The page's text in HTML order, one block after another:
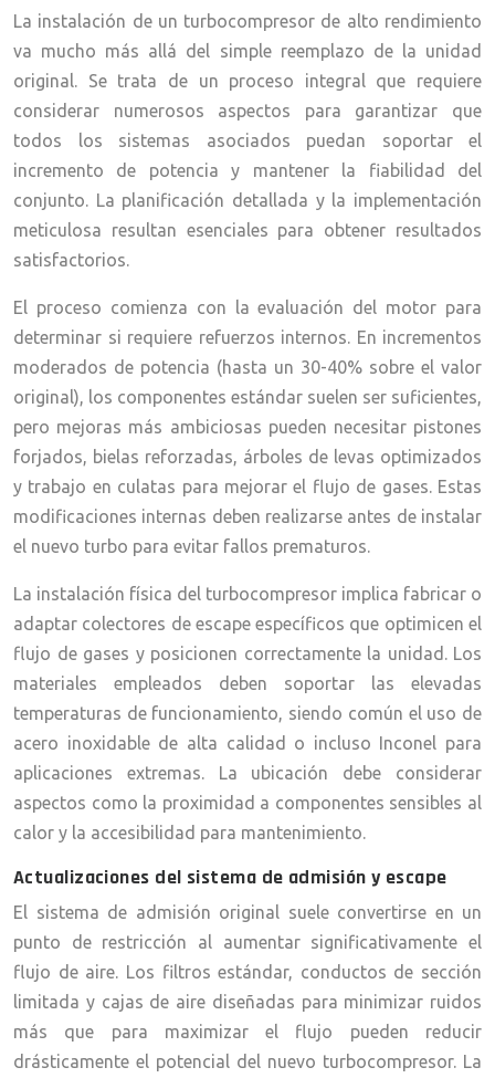
La instalación de un turbocompresor de alto rendimiento
va mucho más allá del simple reemplazo de la unidad
original. Se trata de un proceso integral que requiere
considerar numerosos aspectos para garantizar que
todos los sistemas asociados puedan soportar el
incremento de potencia y mantener la fiabilidad del
conjunto. La planificación detallada y la implementación
meticulosa resultan esenciales para obtener resultados
satisfactorios.
El proceso comienza con la evaluación del motor para
determinar si requiere refuerzos internos. En incrementos
moderados de potencia (hasta un 30-40% sobre el valor
original), los componentes estándar suelen ser suficientes,
pero mejoras más ambiciosas pueden necesitar pistones
forjados, bielas reforzadas, árboles de levas optimizados
y trabajo en culatas para mejorar el flujo de gases. Estas
modificaciones internas deben realizarse antes de instalar
el nuevo turbo para evitar fallos prematuros.
La instalación física del turbocompresor implica fabricar o
adaptar colectores de escape específicos que optimicen el
flujo de gases y posicionen correctamente la unidad. Los
materiales empleados deben soportar las elevadas
temperaturas de funcionamiento, siendo común el uso de
acero inoxidable de alta calidad o incluso Inconel para
aplicaciones extremas. La ubicación debe considerar
aspectos como la proximidad a componentes sensibles al
calor y la accesibilidad para mantenimiento.
Actualizaciones del sistema de admisión y escape
El sistema de admisión original suele convertirse en un
punto de restricción al aumentar significativamente el
flujo de aire. Los filtros estándar, conductos de sección
limitada y cajas de aire diseñadas para minimizar ruidos
más que para maximizar el flujo pueden reducir
drásticamente el potencial del nuevo turbocompresor. La